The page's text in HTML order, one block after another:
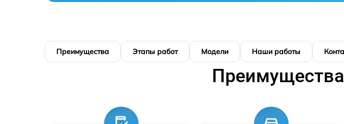
Преимущества Этапы работ Модели Наши работы